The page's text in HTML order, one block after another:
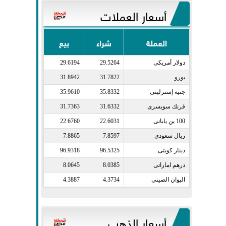
أسعار العملات
العملة شراء بيع
دولار أمريكى​ 29.5264
29.6194
يورو​ 31.7822
31.8942
جنيه إسترلينى​ 35.8332
35.9610
فرنك سويسرى​ 31.6332
31.7363
100 ين يابانى​ 22.6031
22.6760
ريال سعودى​ 7.8597
7.8865
دينار كويتى​ 96.5325
96.9318
درهم اماراتى​ 8.0385
8.0645
اليوان الصينى​ 4.3734
4.3887
أسعار الذهب